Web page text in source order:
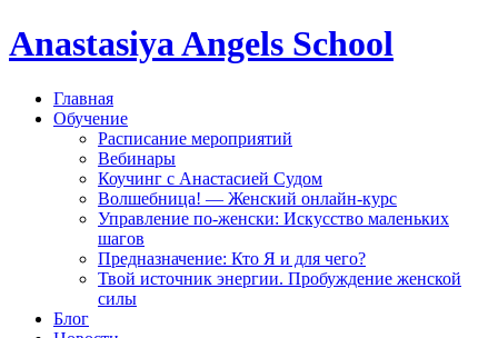
Anastasiya Angels School
Главная
Обучение
Расписание мероприятий
Вебинары
Коучинг с Анастасией Судом
Волшебница! — Женский онлайн-курс
Управление по-женски: Искусство маленьких
шагов
Предназначение: Кто Я и для чего?
Твой источник энергии. Пробуждение женской
силы
Блог